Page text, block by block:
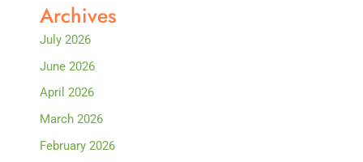
Archives
July 2026
June 2026
April 2026
March 2026
February 2026